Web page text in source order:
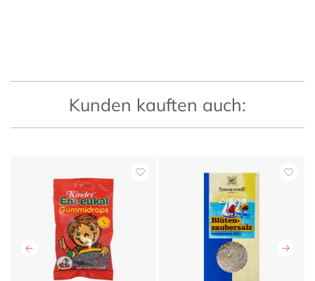
Kunden kauften auch: